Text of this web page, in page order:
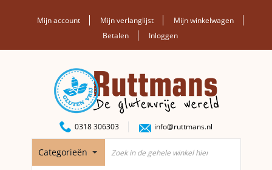
Mijn account Mijn verlanglijst
Mijn winkelwagen
Betalen
Inloggen
0318 306303 info@ruttmans.nl
Categorieën